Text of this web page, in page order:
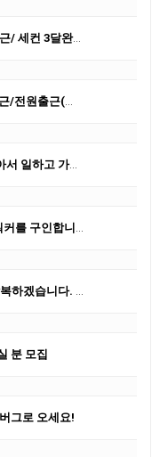
세컨 3달완성
션XX)/ 신식트롤리
벼운 딸기 따세요
구인합니다.
주만에 따고 시티가세요
분 모집
그로 오세요!